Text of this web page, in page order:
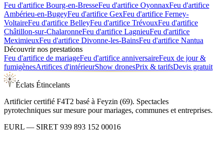
Feu d'artifice Bourg-en-BresseFeu d'artifice OyonnaxFeu d'artifice
Ambérieu-en-BugeyFeu d'artifice GexFeu d'artifice Ferney-
VoltaireFeu d'artifice BelleyFeu d'artifice TrévouxFeu d'artifice
Châtillon-sur-ChalaronneFeu d'artifice LagnieuFeu d'artifice
MeximieuxFeu d'artifice Divonne-les-BainsFeu d'artifice Nantua
Découvrir nos prestations
Feu d'artifice de mariageFeu d'artifice anniversaireFeux de jour &
fumigènesArtifices d'intérieurShow dronesPrix & tarifsDevis gratuit
Éclats Étincelants
Artificier certifié F4T2 basé à Feyzin (69). Spectacles
pyrotechniques sur mesure pour mariages, communes et entreprises.
EURL — SIRET 939 893 152 00016